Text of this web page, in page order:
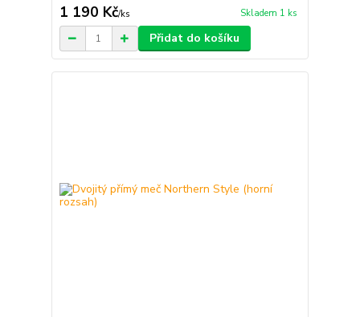
1 190 Kč/ks Skladem 1 ks
Přidat do košíku